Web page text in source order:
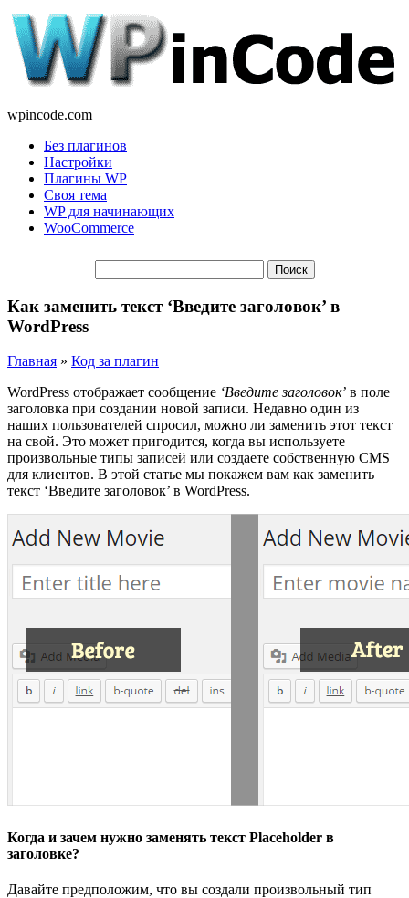
wpincode.com
Без плагинов
Настройки
Плагины WP
Своя тема
WP для начинающих
WooCommerce
Как заменить текст ‘Введите заголовок’ в
WordPress
Главная » Код за плагин
WordPress отображает сообщение ‘Введите заголовок’ в поле
заголовка при создании новой записи. Недавно один из
наших пользователей спросил, можно ли заменить этот текст
на свой. Это может пригодится, когда вы используете
произвольные типы записей или создаете собственную CMS
для клиентов. В этой статье мы покажем вам как заменить
текст ‘Введите заголовок’ в WordPress.
Когда и зачем нужно заменять текст Placeholder в
заголовке?
Давайте предположим, что вы создали произвольный тип